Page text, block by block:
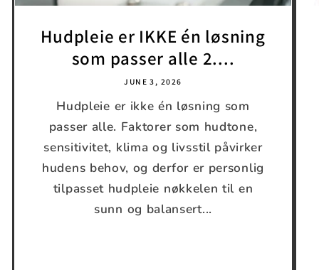
Hudpleie er IKKE én løsning
som passer alle 2....
JUNE 3, 2026
Hudpleie er ikke én løsning som
passer alle. Faktorer som hudtone,
sensitivitet, klima og livsstil påvirker
hudens behov, og derfor er personlig
tilpasset hudpleie nøkkelen til en
sunn og balansert...